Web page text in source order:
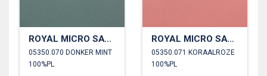
ROYAL MICRO SATIJN
05350.070 DONKER MINT
100%PL
ROYAL MICRO SATIJN
05350.071 KORAALROZE
100%PL